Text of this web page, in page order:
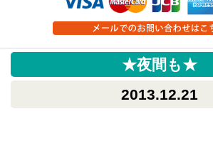
★夜間も★
2013.12.21